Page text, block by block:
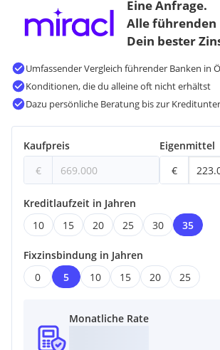
Eine Anfrage.
Alle führenden
Dein bester
Umfassender Vergleich führender Banken in
Konditionen, die du alleine oft nicht erhältst
Dazu persönliche Beratung bis zur
Kaufpreis
€
Eigenmittel
€
Kreditlaufzeit in Jahren
10
15 20 25 30 35
Fixzinsbindung in Jahren
0
5 10 15 20 25
Monatliche Rate